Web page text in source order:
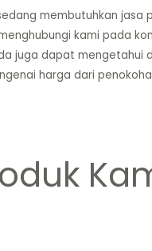
membutuhkan jasa
kami pada
juga dapat mengetahui
harga dari